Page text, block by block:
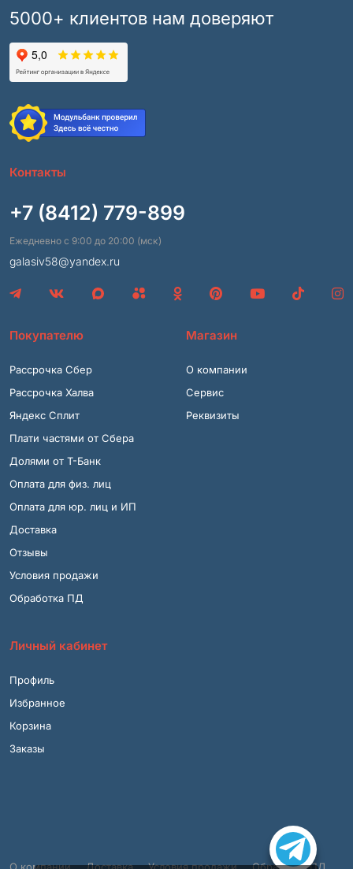
5000+ клиентов нам доверяют
Контакты
+7 (8412) 779-899
Ежедневно с 9:00 до 20:00 (мск)
galasiv58@yandex.ru
Покупателю
Рассрочка Сбер
Рассрочка Халва
Яндекс Сплит
Плати частями от Сбера
Долями от Т-Банк
Оплата для физ. лиц
Оплата для юр. лиц и ИП
Доставка
Отзывы
Условия продажи
Обработка ПД
Магазин
О компании
Сервис
Реквизиты
Личный кабинет
Профиль
Избранное
Корзина
Заказы